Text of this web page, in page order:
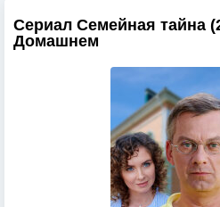
Сериал Семейная тайна
Домашнем